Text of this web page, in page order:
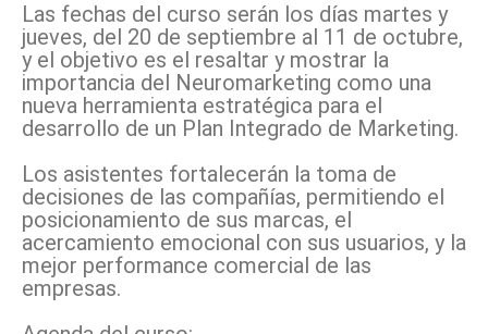
Las fechas del curso serán los días martes y
jueves, del 20 de septiembre al 11 de octubre,
y el objetivo es el resaltar y mostrar la
importancia del Neuromarketing como una
nueva herramienta estratégica para el
desarrollo de un Plan Integrado de Marketing.
Los asistentes fortalecerán la toma de
decisiones de las compañías, permitiendo el
posicionamiento de sus marcas, el
acercamiento emocional con sus usuarios, y la
mejor performance comercial de las
empresas.